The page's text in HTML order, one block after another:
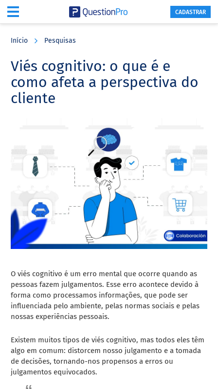
content
sidebar
CADASTRAR
Início Pesquisas
Viés cognitivo: o que é e
como afeta a perspectiva do
cliente
O viés cognitivo é um erro mental que ocorre quando as
pessoas fazem julgamentos. Esse erro acontece devido à
forma como processamos informações, que pode ser
influenciada pelo ambiente, pelas normas sociais e pelas
nossas experiências pessoais.
Existem muitos tipos de viés cognitivo, mas todos eles têm
algo em comum: distorcem nosso julgamento e a tomada
de decisões, tornando-nos propensos a erros ou
julgamentos equivocados.